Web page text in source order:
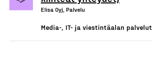
Elisa Oyj, Palvelu
Media-, IT- ja viestintäalan palvelut